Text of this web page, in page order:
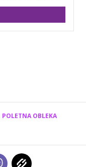
POLETNA OBLEKA